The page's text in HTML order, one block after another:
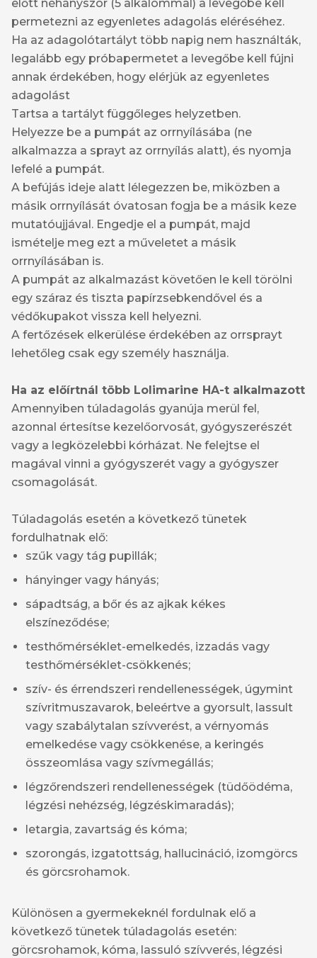
előtt néhányszor (5 alkalommal) a levegőbe kell
permetezni az egyenletes adagolás eléréséhez.
Ha az adagolótartályt több napig nem használták,
legalább egy próbapermetet a levegőbe kell fújni
annak érdekében, hogy elérjük az egyenletes
adagolást
Tartsa a tartályt függőleges helyzetben.
Helyezze be a pumpát az orrnyílásába (ne
alkalmazza a sprayt az orrnyílás alatt), és nyomja
lefelé a pumpát.
A befújás ideje alatt lélegezzen be, miközben a
másik orrnyílását óvatosan fogja be a másik keze
mutatóujjával. Engedje el a pumpát, majd
ismételje meg ezt a műveletet a másik
orrnyílásában is.
A pumpát az alkalmazást követően le kell törölni
egy száraz és tiszta papírzsebkendővel és a
védőkupakot vissza kell helyezni.
A fertőzések elkerülése érdekében az orrsprayt
lehetőleg csak egy személy használja.
Ha az előírtnál több Lolimarine HA-t alkalmazott
Amennyiben túladagolás gyanúja merül fel,
azonnal értesítse kezelőorvosát, gyógyszerészét
vagy a legközelebbi kórházat. Ne felejtse el
magával vinni a gyógyszerét vagy a gyógyszer
csomagolását.
Túladagolás esetén a következő tünetek
fordulhatnak elő:
szűk vagy tág pupillák;
hányinger vagy hányás;
sápadtság, a bőr és az ajkak kékes
elszíneződése;
testhőmérséklet-emelkedés, izzadás vagy
testhőmérséklet-csökkenés;
szív- és érrendszeri rendellenességek, úgymint
szívritmuszavarok, beleértve a gyorsult, lassult
vagy szabálytalan szívverést, a vérnyomás
emelkedése vagy csökkenése, a keringés
összeomlása vagy szívmegállás;
légzőrendszeri rendellenességek (tüdőödéma,
légzési nehézség, légzéskimaradás);
letargia, zavartság és kóma;
szorongás, izgatottság, hallucináció, izomgörcs
és görcsrohamok.
Különösen a gyermekeknél fordulnak elő a
következő tünetek túladagolás esetén:
görcsrohamok, kóma, lassuló szívverés, légzési